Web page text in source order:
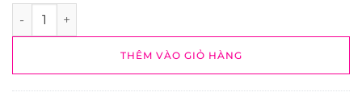
Hộp 6 khăn sữa Emma Kids sợi tre đủ màu 30x30cm số
THÊM VÀO GIỎ HÀNG